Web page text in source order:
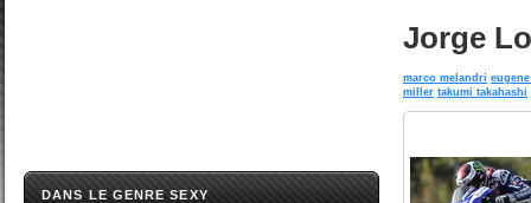
DANS LE GENRE SEXY
Jorge
marco melandri
miller takumi takahashi